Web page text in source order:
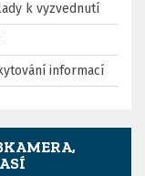
k vyzvednutí
informací